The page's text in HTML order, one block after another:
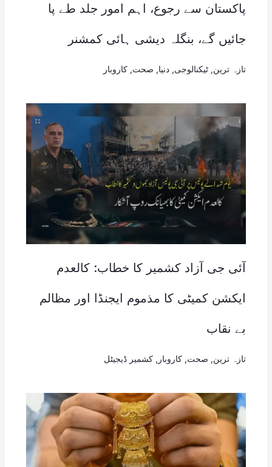
پاکستان سے رجوع، اہم امور جلد طے پا
جائیں گے، بنگلہ دیشی ہائی کمشنر
تازہ ترین ٹیکنالوجی دنیا صحت کاروبار
آئی جی آزاد کشمیر کا خطاب: کالعدم
ایکشن کمیٹی کا مذموم ایجنڈا اور مظالم
بے نقاب
تازہ ترین صحت کاروبار کشمیر ڈیجیٹل